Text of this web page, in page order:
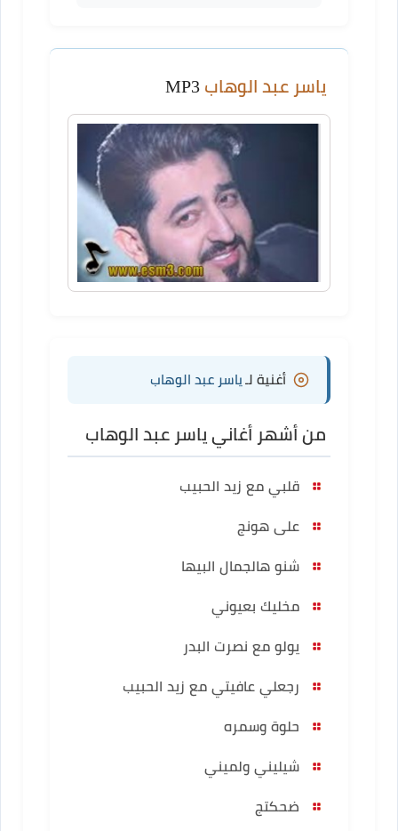
ياسر عبد الوهاب
أغنية لـ ياسر عبد الوهاب
من أشهر أغاني ياسر عبد الوهاب
قلبي مع زيد الحبيب
على هونج
شنو هالجمال البيها
مخليك بعيوني
يولو مع نصرت البدر
رجعلي عافيتي مع زيد الحبيب
حلوة وسمره
شيليني ولميني
ضحكتج